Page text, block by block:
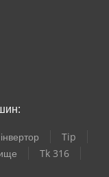
Tip
Tk 316